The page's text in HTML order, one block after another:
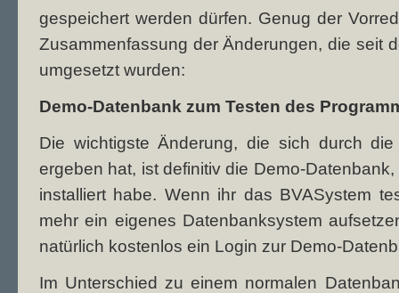
gespeichert werden dürfen. Genug der
Zusammenfassung der Änderungen, die seit
umgesetzt wurden:
Demo-Datenbank zum Testen des
Die wichtigste Änderung, die sich durch
ergeben hat, ist definitiv die Demo-
installiert habe. Wenn ihr das BVASystem
mehr ein eigenes Datenbanksystem
natürlich kostenlos ein Login zur Demo-
Im Unterschied zu einem normalen